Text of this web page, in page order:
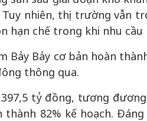
nhiên, thị trường vẫn
hạn chế trong khi nhu
Bảy Bảy cơ bản hoàn
thông qua.
tỷ đồng, tương
82% kế hoạch.